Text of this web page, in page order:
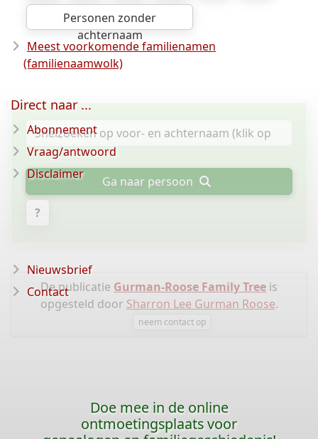
Personen zonder
achternaam
Meest voorkomende familienamen
(familienaamwolk)
Ga naar persoon
?
De publicatie Gurman-Roose Family Tree is
opgesteld door Sharron Lee Gurman Roose.
neem contact op
Direct naar ...
Abonnement
Vraag/antwoord
Disclaimer
Nieuwsbrief
Contact
Doe mee in de online
ontmoetingsplaats voor